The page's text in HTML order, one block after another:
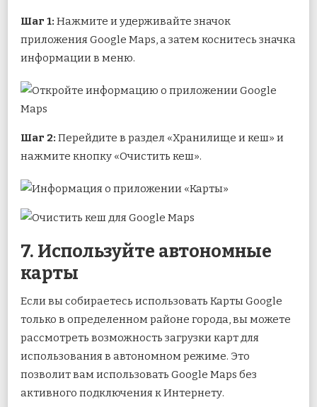
Шаг 1: Нажмите и удерживайте значок
приложения Google Maps, а затем коснитесь значка
информации в меню.
Шаг 2: Перейдите в раздел «Хранилище и кеш» и
нажмите кнопку «Очистить кеш».
7. Используйте автономные
карты
Если вы собираетесь использовать Карты Google
только в определенном районе города, вы можете
рассмотреть возможность загрузки карт для
использования в автономном режиме. Это
позволит вам использовать Google Maps без
активного подключения к Интернету.